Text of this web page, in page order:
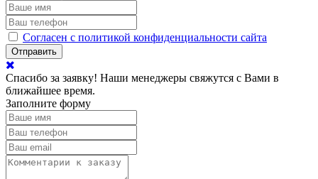
Согласен с политикой конфиденциальности сайта
Отправить
Спасибо за заявку! Наши менеджеры свяжутся с Вами в
ближайшее время.
Заполните форму